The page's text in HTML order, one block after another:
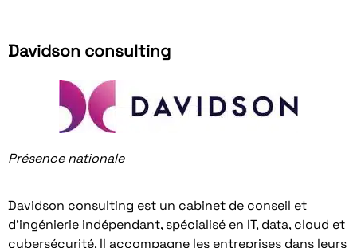
Davidson consulting
Présence nationale
Davidson consulting est un cabinet de conseil et
d’ingénierie indépendant, spécialisé en IT, data, cloud et
cybersécurité. Il accompagne les entreprises dans leurs